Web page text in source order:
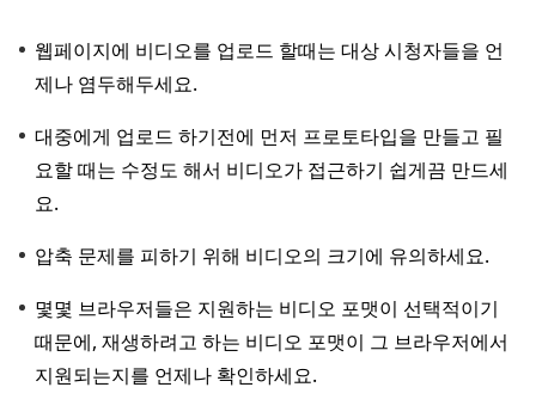
웹페이지에 비디오를 업로드 할때는 대상 시청자들을 언
제나 염두해두세요.
대중에게 업로드 하기전에 먼저 프로토타입을 만들고 필
요할 때는 수정도 해서 비디오가 접근하기 쉽게끔 만드세
요.
압축 문제를 피하기 위해 비디오의 크기에 유의하세요.
몇몇 브라우저들은 지원하는 비디오 포맷이 선택적이기
때문에, 재생하려고 하는 비디오 포맷이 그 브라우저에서
지원되는지를 언제나 확인하세요.